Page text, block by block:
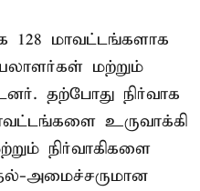
128 மாவட்டங்களாக
மற்றும்
தற்போது நிர்வாக
உருவாக்கி
நிர்வாகிகளை
அமைச்சருமான